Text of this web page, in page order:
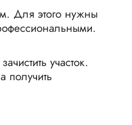
Для этого нужны
участок.
получить